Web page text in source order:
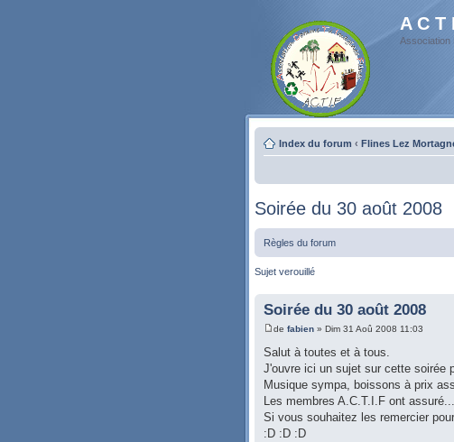
A C T
Association
Index du forum ‹ Flines Lez
Soirée du 30 août 2008
Règles du forum
Sujet verouillé
Soirée du 30 août 2008
de fabien » Dim 31 Aoû 2008 11:03
Salut à toutes et à tous.
J'ouvre ici un sujet sur cette soirée
Musique sympa, boissons à prix
Les membres A.C.T.I.F ont
Si vous souhaitez les remercier
:D :D :D